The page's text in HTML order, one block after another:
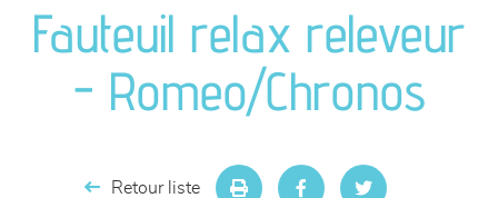
séjours
meubles de complément
Fauteuil relax releveur
- Romeo/Chronos
Retour liste